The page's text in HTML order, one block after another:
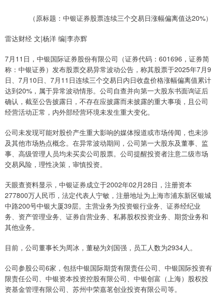
（原标题：中银证券股票连续三个交易日涨幅偏离值达20%）
雷达财经 文|杨洋 编|李亦辉
7月11日，中银国际证券股份有限公司（证券代码：601696，证券简
称：中银证券）发布股票交易异常波动公告，称其股票于2025年7月9
日、7月10日、7月11日连续三个交易日内日收盘价格涨幅偏离值累计
达到20%，属于异常波动情形。公司自查并向第一大股东书面询证后
确认，截至公告披露日，不存在应披露而未披露的重大事项，且公司
经营活动正常，内外部经营环境未发生重大变化。
公司未发现可能对股价产生重大影响的媒体报道或市场传闻，也未涉
及其他市场热点概念。在异常波动期间，公司第一大股东及董事、监
事、高级管理人员均未买卖公司股票。公司提醒投资者注意二级市场
交易风险，理性决策，审慎投资。
天眼查资料显示，中银证券成立于2002年02月28日，注册资本
277800万人民币，法定代表人宁敏，注册地址为上海市浦东新区银城
中路200号中银大厦39层。主营业务为投资银行业务、证券经纪业
务、资产管理业务、证券自营业务、私募股权投资业务、期货业务和
其他业务。
目前，公司董事长为周冰，董秘为刘国强，员工人数为2934人。
公司参股公司6家，包括中银国际期货有限责任公司、中银国际投资有
限责任公司、中银资本投资控股有限公司、中银创富（上海）股权投
资基金管理有限公司、苏州中荣嘉茗创业投资有限公司等。